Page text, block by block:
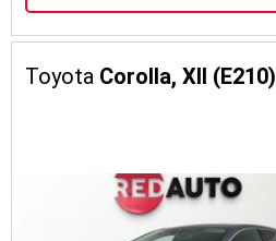
Toyota Corolla, XII (E210)